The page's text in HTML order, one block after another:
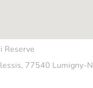
Reserve
77540 Lumigny-